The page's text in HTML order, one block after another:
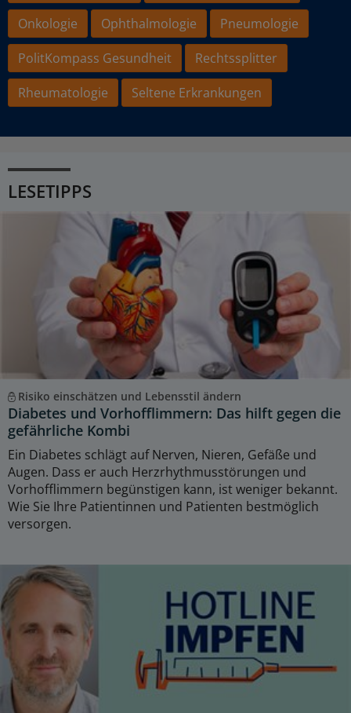
Onkologie
Ophthalmologie
Pneumologie
PolitKompass Gesundheit
Rechtssplitter
Rheumatologie
Seltene Erkrankungen
LESETIPPS
Risiko einschätzen und Lebensstil ändern
Diabetes und Vorhofflimmern: Das hilft gegen die
gefährliche Kombi
Ein Diabetes schlägt auf Nerven, Nieren, Gefäße und
Augen. Dass er auch Herzrhythmusstörungen und
Vorhofflimmern begünstigen kann, ist weniger bekannt.
Wie Sie Ihre Patientinnen und Patienten bestmöglich
versorgen.